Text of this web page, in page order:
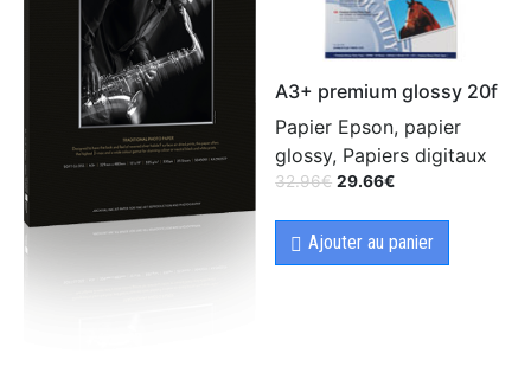
A3+ premium glossy 20f
Papier Epson, papier
glossy, Papiers digitaux
32.96€ 29.66€
Ajouter au panier